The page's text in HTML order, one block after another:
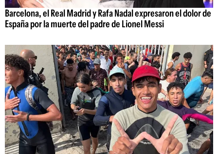
Barcelona, el Real Madrid y Rafa Nadal expresaron el dolor de
España por la muerte del padre de Lionel Messi